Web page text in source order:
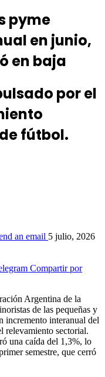
pyme
en junio,
en baja
por el
fútbol.
an email 5 julio, 2026
Compartir por
Argentina de la
de las pequeñas y
incremento interanual del
relevamiento sectorial.
una caída del 1,3%, lo
semestre, que cerró